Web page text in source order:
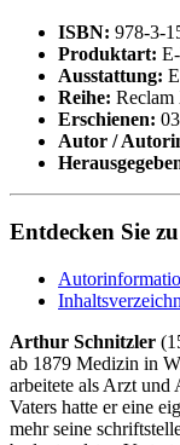
ISBN: 978-3-
Produktart:
Ausstattung:
Reihe:
Erschienen:
Autor /
Entdecken Sie
Arthur Schnitzler
ab 1879 Medizin in
arbeitete als Arzt und
Vaters hatte er eine
mehr seine